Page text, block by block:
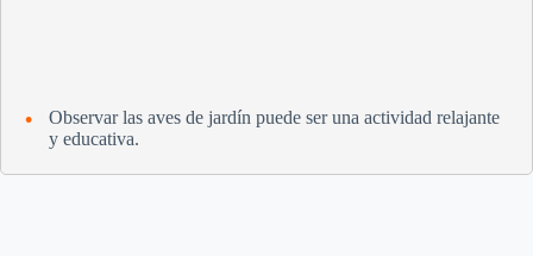
Observar las aves de jardín puede ser una actividad relajante
y educativa.